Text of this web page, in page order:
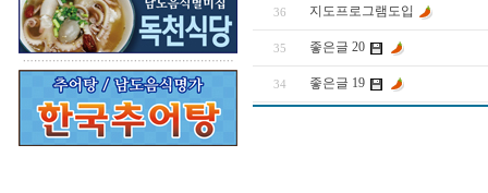
36 지도프로그램도입
35 좋은글 20
34 좋은글 19